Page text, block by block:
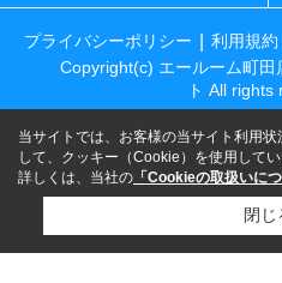
プライバシーポリシー 利用規約
Copyright(c) エールーム町
ト All rights
当サイトでは、お客様の当サイト利用
して、クッキー（Cookie）を使用してい
詳しくは、当社の 「Cookieの取扱いにつ
閉じ